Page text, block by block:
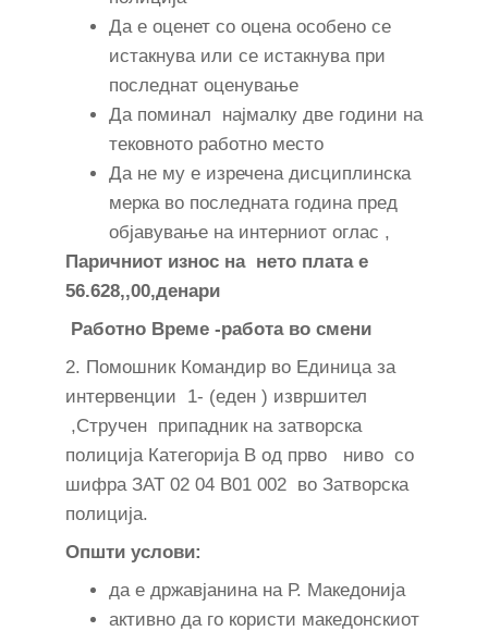
Да е оценет со оцена особено се
истакнува или се истакнува при
последнат оценување
Да поминал најмалку две години на
тековното работно место
Да не му е изречена дисциплинска
мерка во последната година пред
објавување на интерниот оглас ,
Паричниот износ на нето плата е
56.628,,00,денари
Работно Време -работа во смени
2. Помошник Командир во Единица за
интервенции 1- (еден ) извршител
,Стручен припадник на затворска
полиција Категорија В од прво ниво со
шифра ЗАТ 02 04 В01 002 во Затворска
полиција.
Општи услови:
да е државјанина на Р. Македонија
активно да го користи македонскиот